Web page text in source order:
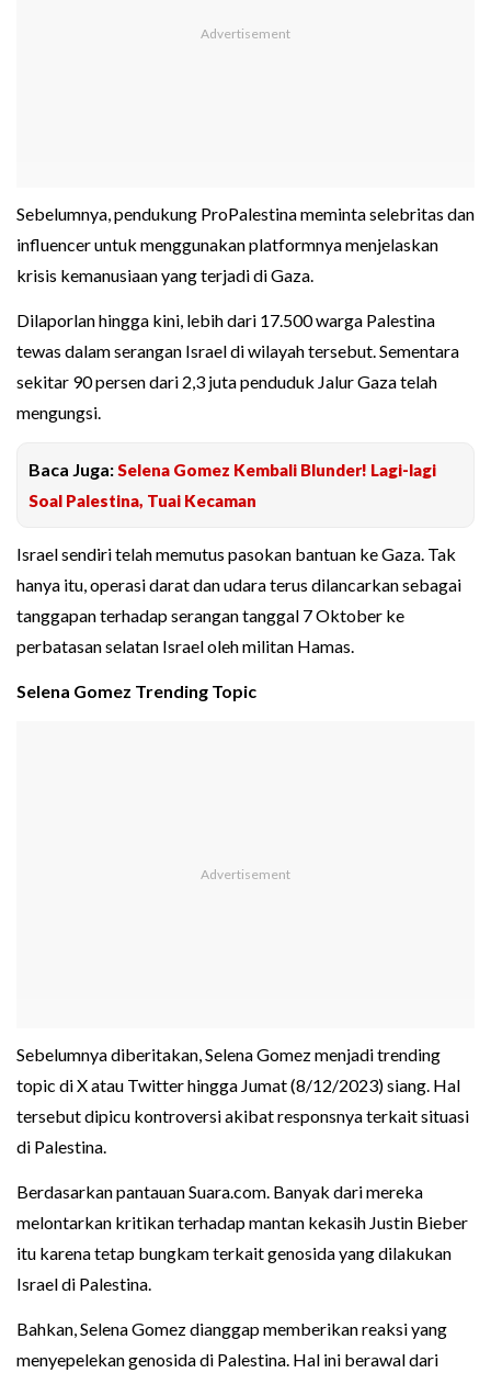
Sebelumnya, pendukung ProPalestina meminta selebritas dan
influencer untuk menggunakan platformnya menjelaskan
krisis kemanusiaan yang terjadi di Gaza.
Dilaporlan hingga kini, lebih dari 17.500 warga Palestina
tewas dalam serangan Israel di wilayah tersebut. Sementara
sekitar 90 persen dari 2,3 juta penduduk Jalur Gaza telah
mengungsi.
Baca Juga:Selena Gomez Kembali Blunder! Lagi-lagi
Soal Palestina, Tuai Kecaman
Israel sendiri telah memutus pasokan bantuan ke Gaza. Tak
hanya itu, operasi darat dan udara terus dilancarkan sebagai
tanggapan terhadap serangan tanggal 7 Oktober ke
perbatasan selatan Israel oleh militan Hamas.
Selena Gomez Trending Topic
Sebelumnya diberitakan, Selena Gomez menjadi trending
topic di X atau Twitter hingga Jumat (8/12/2023) siang. Hal
tersebut dipicu kontroversi akibat responsnya terkait situasi
di Palestina.
Berdasarkan pantauan Suara.com. Banyak dari mereka
melontarkan kritikan terhadap mantan kekasih Justin Bieber
itu karena tetap bungkam terkait genosida yang dilakukan
Israel di Palestina.
Bahkan, Selena Gomez dianggap memberikan reaksi yang
menyepelekan genosida di Palestina. Hal ini berawal dari